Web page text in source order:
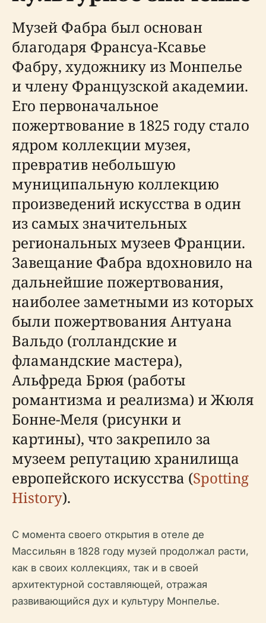
Музей Фабра был основан
благодаря Франсуа-Ксавье
Фабру, художнику из Монпелье
и члену Французской академии.
Его первоначальное
пожертвование в 1825 году стало
ядром коллекции музея,
превратив небольшую
муниципальную коллекцию
произведений искусства в один
из самых значительных
региональных музеев Франции.
Завещание Фабра вдохновило на
дальнейшие пожертвования,
наиболее заметными из которых
были пожертвования Антуана
Вальдо (голландские и
фламандские мастера),
Альфреда Брюя (работы
романтизма и реализма) и Жюля
Бонне-Меля (рисунки и
картины), что закрепило за
музеем репутацию хранилища
европейского искусства (Spotting
History).
С момента своего открытия в отеле де
Массильян в 1828 году музей продолжал расти,
как в своих коллекциях, так и в своей
архитектурной составляющей, отражая
развивающийся дух и культуру Монпелье.